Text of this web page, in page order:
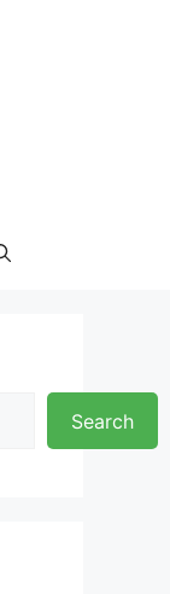
Search